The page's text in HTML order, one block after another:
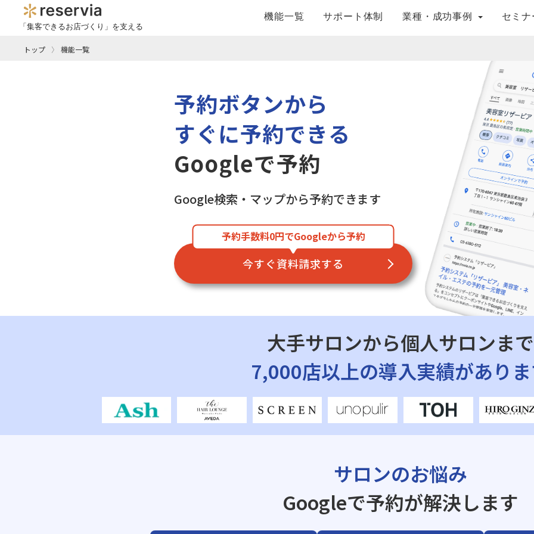
「集客できるお店づくり」を支える
機能一覧 サポート体制 業種・成功事例 セミ
トップ 機能一覧
予約ボタンから
すぐに予約できる
Googleで予約
Google検索・マップから予約できます
予約手数料0円でGoogleから予約
今すぐ資料請求する
大手サロンから個人サロンまで
7,000店以上の導入実績があり
サロンのお悩み
Googleで予約が解決します